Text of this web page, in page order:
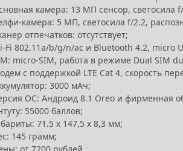
камера: 13 МП сенсор, светосила
камера: 5 МП, светосила f/2.2,
отпечатков: отсутствует;
Fi 802.11a/b/g/n/ac и Bluetooth 4.2, micro
micro-SIM, работа в режиме Dual SIM
с поддержкой LTE Cat 4, скорость
3000 мАч;
ОС: Андроид 8.1 Oreo и фирменная
55000 баллов;
71.5 х 147,5 х 8,3 мм;
145 грамм;